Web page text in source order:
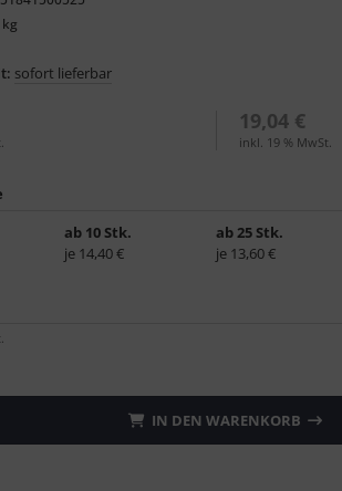
sofort lieferbar
19,04 €
inkl. 19 % MwSt.
ab 10 Stk.
je 14,40 €
ab 25 Stk.
je 13,60 €
IN DEN WARENKORB